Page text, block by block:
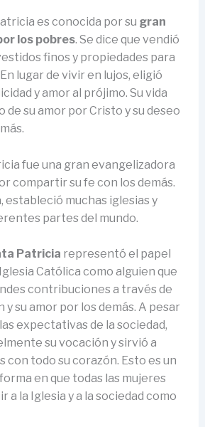
es conocida por su gran
los pobres. Se dice que vendió
finos y propiedades para
lugar de vivir en lujos, eligió
y amor al prójimo. Su vida
de su amor por Cristo y su deseo
fue una gran evangelizadora
compartir su fe con los demás.
estableció muchas iglesias y
partes del mundo.
Patricia representó el papel
Católica como alguien que
contribuciones a través de
y su amor por los demás. A pesar
expectativas de la sociedad,
su vocación y sirvió a
con todo su corazón. Esto es un
en que todas las mujeres
a la Iglesia y a la sociedad como